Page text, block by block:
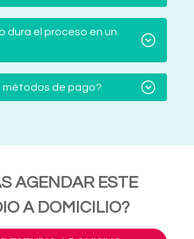
dura el proceso en un
métodos de pago?
AGENDAR ESTE
A DOMICILIO?